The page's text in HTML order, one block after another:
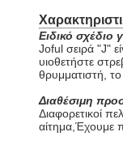
Ειδικό σχέδιο
Joful σειρά "J"
υιοθετήστε
θρυμματιστή,
Διαθέσιμη
Διαφορετικοί
αίτημα,Έχουμε